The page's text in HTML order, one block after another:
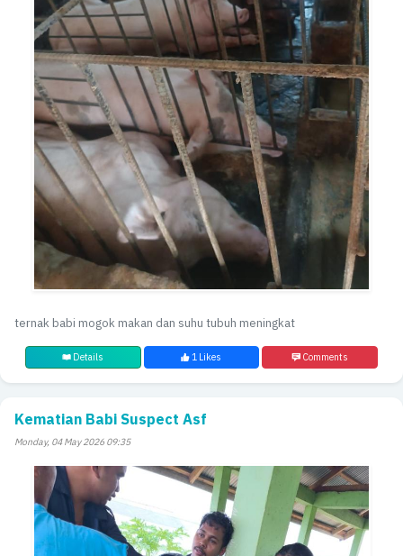
ternak babi mogok makan dan suhu tubuh meningkat
Details 1 Likes Comments
Kematian Babi Suspect Asf
Monday, 04 May 2026 09:35